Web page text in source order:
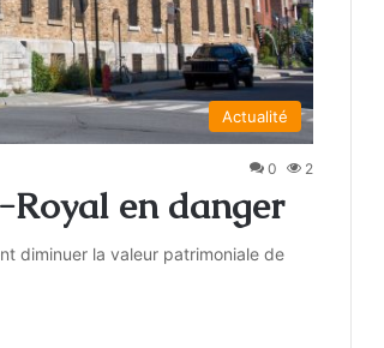
Actualité
0 2
en danger
diminuer la valeur patrimoniale de